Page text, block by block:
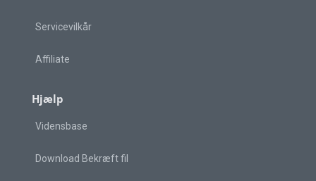
Servicevilkår
Affiliate
Hjælp
Vidensbase
Download Bekræft fil